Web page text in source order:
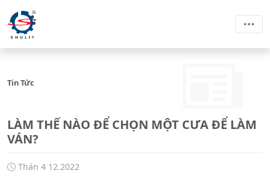
Tin Tức
LÀM THẾ NÀO ĐỂ CHỌN MỘT CƯA ĐỂ LÀM
VÁN?
Thán 4 12.2022